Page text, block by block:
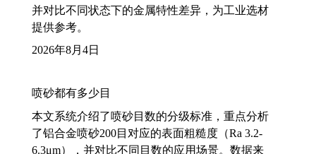
并对比不同状态下的金属特性差异，为工业选材
提供参考。
2026年8月4日
喷砂都有多少目
本文系统介绍了喷砂目数的分级标准，重点分析
了铝合金喷砂200目对应的表面粗糙度（Ra 3.2-
6.3μm），并对比不同目数的应用场景。数据来